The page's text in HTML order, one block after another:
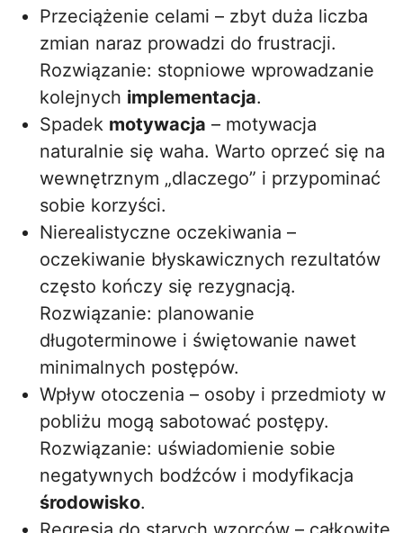
Przeciążenie celami – zbyt duża liczba
zmian naraz prowadzi do frustracji.
Rozwiązanie: stopniowe wprowadzanie
kolejnych implementacja.
Spadek motywacja – motywacja
naturalnie się waha. Warto oprzeć się na
wewnętrznym „dlaczego” i przypominać
sobie korzyści.
Nierealistyczne oczekiwania –
oczekiwanie błyskawicznych rezultatów
często kończy się rezygnacją.
Rozwiązanie: planowanie
długoterminowe i świętowanie nawet
minimalnych postępów.
Wpływ otoczenia – osoby i przedmioty w
pobliżu mogą sabotować postępy.
Rozwiązanie: uświadomienie sobie
negatywnych bodźców i modyfikacja
środowisko.